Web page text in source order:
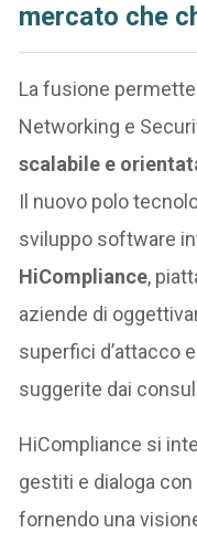
mercato che
La fusione
Networking e
scalabile e
Il nuovo polo
sviluppo software
HiCompliance,
aziende di
superfici d’attacco
suggerite dai
HiCompliance si
gestiti e dialoga
fornendo una